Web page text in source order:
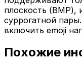
плоскость (BMP),
суррогатной
включить emoji
Похожие